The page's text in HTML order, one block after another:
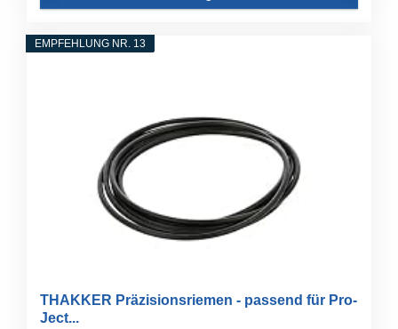
EMPFEHLUNG NR. 13
THAKKER Präzisionsriemen - passend für Pro-
Ject...